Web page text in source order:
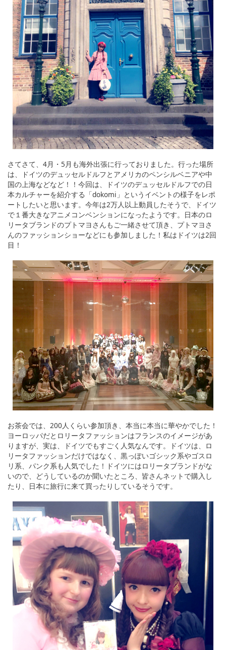
さてさて、4月・5月も海外出張に行っておりました。行った場所
は、ドイツのデュッセルドルフとアメリカのペンシルベニアや中
国の上海などなど！！今回は、ドイツのデュッセルドルフでの日
本カルチャーを紹介する「dokomi」というイベントの様子をレポ
ートしたいと思います。今年は2万人以上動員したそうで、ドイツ
で１番大きなアニメコンベンションになったようです。日本のロ
リータブランドのプトマヨさんもご一緒させて頂き、プトマヨさ
んのファッションショーなどにも参加しました！私はドイツは2回
目！
お茶会では、200人くらい参加頂き、本当に本当に華やかでした！
ヨーロッパだとロリータファッションはフランスのイメージがあ
りますが、実は、ドイツでもすごく人気なんです。ドイツは、ロ
リータファッションだけではなく、黒っぽいゴシック系やゴスロ
リ系、パンク系も人気でした！ドイツにはロリータブランドがな
いので、どうしているのか聞いたところ、皆さんネットで購入し
たり、日本に旅行に来て買ったりしているそうです。